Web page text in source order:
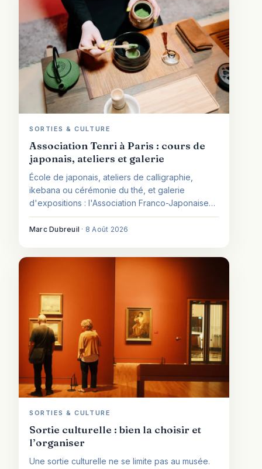
SORTIES & CULTURE
Association Tenri à Paris : cours de
japonais, ateliers et galerie
École de japonais, ateliers de calligraphie,
ikebana ou cérémonie du thé, et galerie
d'expositions : l'Association Franco-Japonaise
de Tenri réunit tout cela au cœur du 1er
arrondissement de Paris.
Marc Dubreuil · 8 Août 2026
SORTIES & CULTURE
Sortie culturelle : bien la choisir et
l’organiser
Une sortie culturelle ne se limite pas au musée.